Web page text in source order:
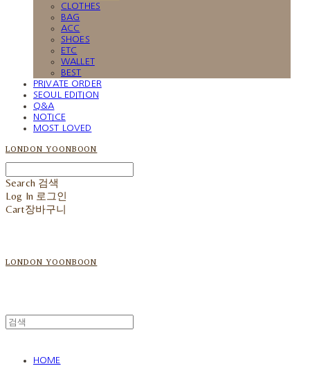
CLOTHES
BAG
ACC
SHOES
ETC
WALLET
BEST
PRIVATE ORDER
SEOUL EDITION
Q&A
NOTICE
MOST LOVED
LONDON YOONBOON
Search 검색
Log In 로그인
Cart장바구니
LONDON YOONBOON
HOME